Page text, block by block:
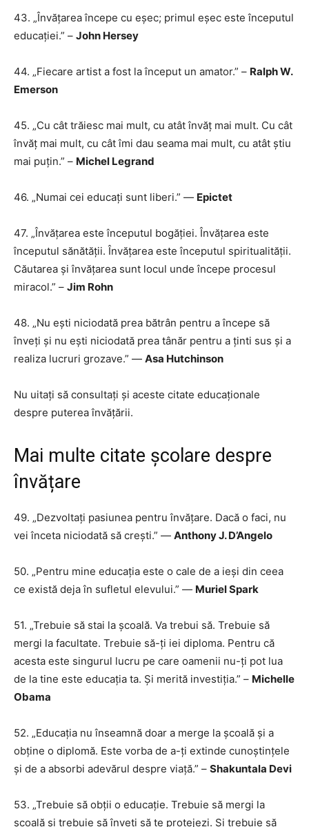
43. „Învățarea începe cu eșec; primul eșec este începutul
educației.” – John Hersey
44. „Fiecare artist a fost la început un amator.” – Ralph W.
Emerson
45. „Cu cât trăiesc mai mult, cu atât învăț mai mult. Cu cât
învăț mai mult, cu cât îmi dau seama mai mult, cu atât știu
mai puțin.” – Michel Legrand
46. ​​​​„Numai cei educați sunt liberi.” — Epictet
47. „Învățarea este începutul bogăției. Învățarea este
începutul sănătății. Învățarea este începutul spiritualității.
Căutarea și învățarea sunt locul unde începe procesul
miracol.” – Jim Rohn
48. „Nu ești niciodată prea bătrân pentru a începe să
înveți și nu ești niciodată prea tânăr pentru a ținti sus și a
realiza lucruri grozave.” — Asa Hutchinson
Nu uitați să consultați și aceste citate educaționale
despre puterea învățării.
Mai multe citate școlare despre
învățare
49. „Dezvoltați pasiunea pentru învățare. Dacă o faci, nu
vei înceta niciodată să crești.” — Anthony J. D’Angelo
50. „Pentru mine educația este o cale de a ieși din ceea
ce există deja în sufletul elevului.” ― Muriel Spark
51. „Trebuie să stai la școală. Va trebui să. Trebuie să
mergi la facultate. Trebuie să-ți iei diploma. Pentru că
acesta este singurul lucru pe care oamenii nu-ți pot lua
de la tine este educația ta. Și merită investiția.” – Michelle
Obama
52. „Educația nu înseamnă doar a merge la școală și a
obține o diplomă. Este vorba de a-ți extinde cunoștințele
și de a absorbi adevărul despre viață.” – Shakuntala Devi
53. „Trebuie să obții o educație. Trebuie să mergi la
școală și trebuie să înveți să te protejezi. Și trebuie să